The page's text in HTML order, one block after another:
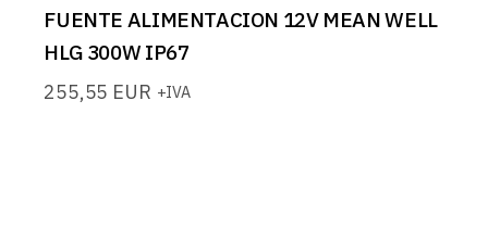
FUENTE ALIMENTACION 12V MEAN WELL
HLG 300W IP67
255,55 EUR +IVA